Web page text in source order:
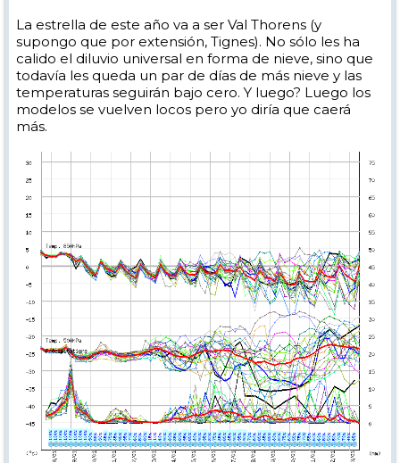
La estrella de este año va a ser Val Thorens (y
supongo que por extensión, Tignes). No sólo les ha
calido el diluvio universal en forma de nieve, sino que
todavía les queda un par de días de más nieve y las
temperaturas seguirán bajo cero. Y luego? Luego los
modelos se vuelven locos pero yo diría que caerá
más.